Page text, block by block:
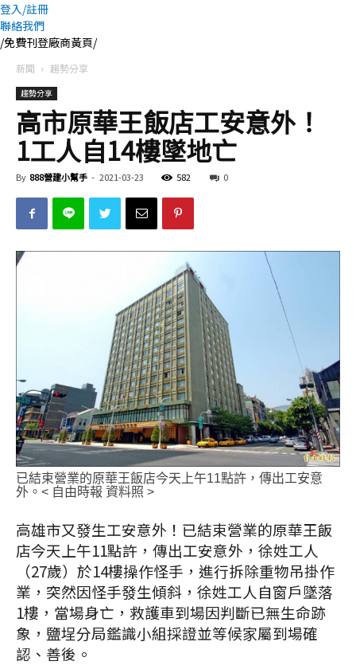
登入/註冊
聯絡我們
/免費刊登廠商黃頁/
新聞 趨勢分享
趨勢分享
高市原華王飯店工安意外！
1工人自14樓墜地亡
By 888營建小幫手 - 2021-03-23 582 0
已結束營業的原華王飯店今天上午11點許，傳出工安意
外。< 自由時報 資料照 >
高雄市又發生工安意外！已結束營業的原華王飯
店今天上午11點許，傳出工安意外，徐姓工人
（27歲）於14樓操作怪手，進行拆除重物吊掛作
業，突然因怪手發生傾斜，徐姓工人自窗戶墜落
1樓，當場身亡，救護車到場因判斷已無生命跡
象，鹽埕分局鑑識小組採證並等候家屬到場確
認、善後。